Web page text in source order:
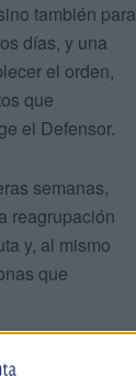
también para
días, y una
el orden,
que
el Defensor.
semanas,
reagrupación
y, al mismo
que
de forma